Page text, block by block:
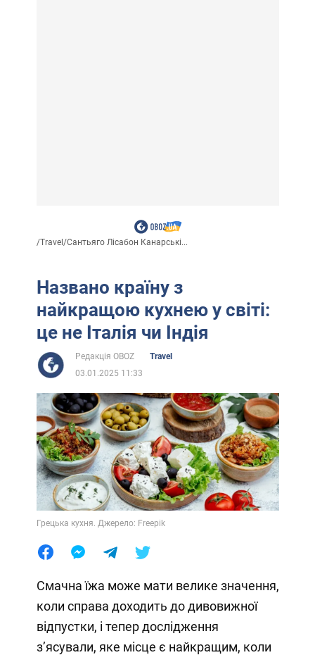
/Travel /Сантьяго Лісабон Канарські...
Названо країну з
найкращою кухнею у світі:
це не Італія чи Індія
Редакція OBOZ
Travel
03.01.2025 11:33
Грецька кухня. Джерело: Freepik
Смачна їжа може мати велике значення,
коли справа доходить до дивовижної
відпустки, і тепер дослідження
з’ясували, яке місце є найкращим, коли